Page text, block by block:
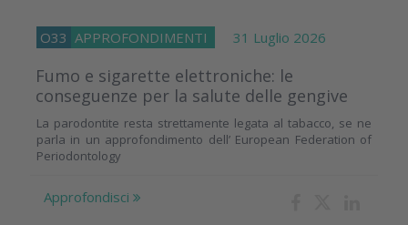
O33 APPROFONDIMENTI 31 Luglio 2026
Fumo e sigarette elettroniche: le
conseguenze per la salute delle gengive
La parodontite resta strettamente legata al tabacco, se ne
parla in un approfondimento dell’ European Federation of
Periodontology
Approfondisci